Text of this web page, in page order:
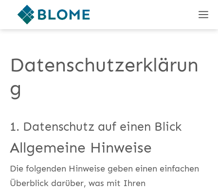
Inhalt
Datenschutzerklärun
g
1. Datenschutz auf einen Blick
Allgemeine Hinweise
Die folgenden Hinweise geben einen einfachen
Überblick darüber, was mit Ihren